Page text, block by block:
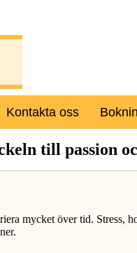
Kontakta oss
till passion
mycket över tid.